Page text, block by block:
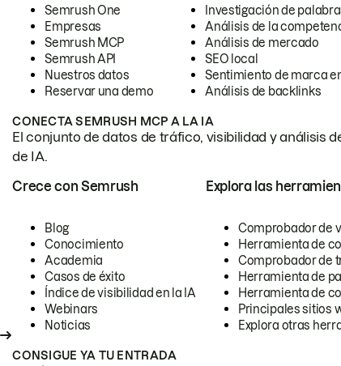
Semrush One
Empresas
Semrush MCP
Semrush API
Nuestros datos
Reservar una demo
Investigación de
Análisis de la
Análisis de mercado
SEO local
Sentimiento de marca
Análisis de backlinks
CONECTA SEMRUSH MCP A LA IA
El conjunto de datos de tráfico, visibilidad y análisis
de IA.
Crece con Semrush
Blog
Conocimiento
Academia
Casos de éxito
Índice de visibilidad en la IA
Webinars
Noticias
Explora las
Comprobador de
Herramienta de
Comprobador de
Herramienta de
Herramienta de
Principales sitios
Explora otras
CONSIGUE YA TU ENTRADA